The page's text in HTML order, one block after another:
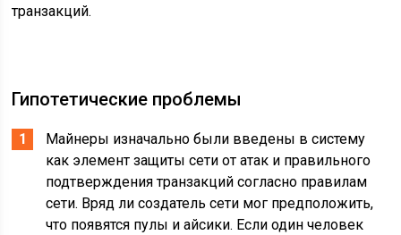
транзакций.
Гипотетические проблемы
Майнеры изначально были введены в систему
как элемент защиты сети от атак и правильного
подтверждения транзакций согласно правилам
сети. Вряд ли создатель сети мог предположить,
что появятся пулы и айсики. Если один человек